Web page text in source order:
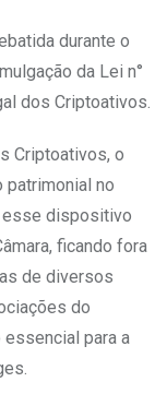
durante o
da Lei n°
dos Criptoativos.
Criptoativos, o
patrimonial no
esse dispositivo
ficando fora
de diversos
do
para a